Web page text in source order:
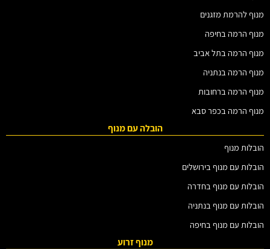
מנוף להרמת מזגנים
מנוף הרמה בחיפה
מנוף הרמה בתל אביב
מנוף הרמה בנתניה
מנוף הרמה ברחובות
מנוף הרמה בכפר סבא
הובלה עם מנוף
הובלות מנוף
הובלות עם מנוף בירושלים
הובלות עם מנוף בחדרה
הובלות עם מנוף בנתניה
הובלות עם מנוף בחיפה
מנוף זרוע